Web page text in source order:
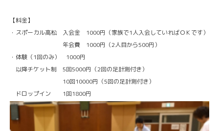
【料金】
・スポーカル高松 入会金 1000円（家族で1人入会していればＯＫです）
年会費 1000円（2人目から500円）
・体験（1回のみ） 1000円
以降チケット制 5回5000円（2回の足計測付き）
10回10000円（5回の足計測付き）
ドロップイン 1回1800円